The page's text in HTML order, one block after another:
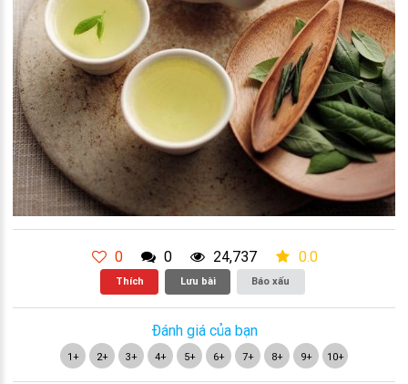
0 0 24,737 0.0
Thích Lưu bài Báo xấu
Đánh giá của bạn
1+ 2+ 3+ 4+ 5+ 6+ 7+ 8+ 9+ 10+